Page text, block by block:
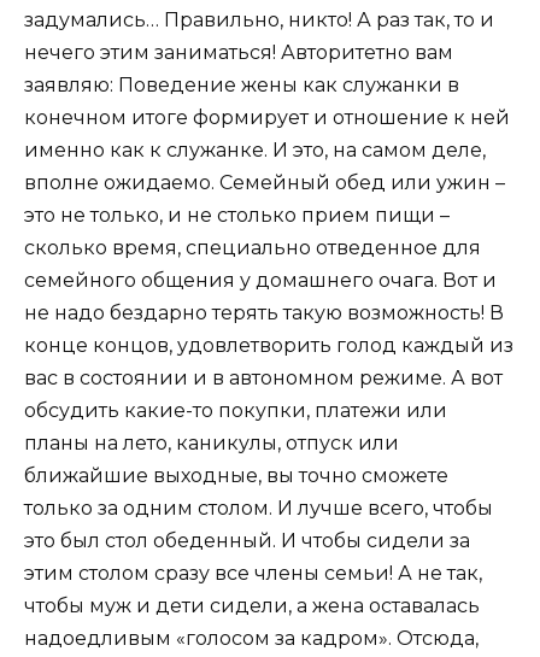
задумались… Правильно, никто! А раз так, то и
нечего этим заниматься! Авторитетно вам
заявляю: Поведение жены как служанки в
конечном итоге формирует и отношение к ней
именно как к служанке. И это, на самом деле,
вполне ожидаемо. Семейный обед или ужин –
это не только, и не столько прием пищи –
сколько время, специально отведенное для
семейного общения у домашнего очага. Вот и
не надо бездарно терять такую возможность! В
конце концов, удовлетворить голод каждый из
вас в состоянии и в автономном режиме. А вот
обсудить какие-то покупки, платежи или
планы на лето, каникулы, отпуск или
ближайшие выходные, вы точно сможете
только за одним столом. И лучше всего, чтобы
это был стол обеденный. И чтобы сидели за
этим столом сразу все члены семьи! А не так,
чтобы муж и дети сидели, а жена оставалась
надоедливым «голосом за кадром». Отсюда,